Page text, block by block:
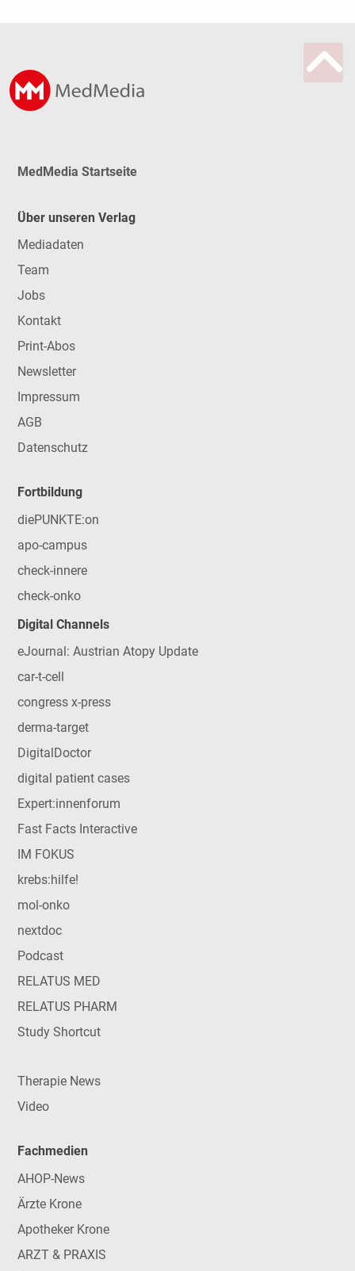
MedMedia Startseite
Über unseren Verlag
Mediadaten
Team
Jobs
Kontakt
Print-Abos
Newsletter
Impressum
AGB
Datenschutz
Fortbildung
diePUNKTE:on
apo-campus
check-innere
check-onko
Digital Channels
eJournal: Austrian Atopy Update
car-t-cell
congress x-press
derma-target
DigitalDoctor
digital patient cases
Expert:innenforum
Fast Facts Interactive
IM FOKUS
krebs:hilfe!
mol-onko
nextdoc
Podcast
RELATUS MED
RELATUS PHARM
Study Shortcut
Therapie News
Video
Fachmedien
AHOP-News
Ärzte Krone
Apotheker Krone
ARZT & PRAXIS